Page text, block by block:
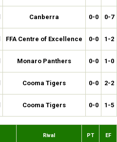
Canberra 0-0 0-7
FFA Centre of Excellence 0-0 1-2
Monaro Panthers 0-0 1-0
Cooma Tigers 0-0 2-2
Cooma Tigers 0-0 1-5
Rival PT EF